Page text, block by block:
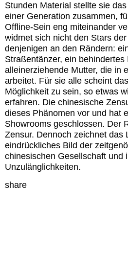
Stunden Material stellte sie
einer Generation zusammen,
Offline-Sein eng miteinander
widmet sich nicht den Stars
denjenigen an den Rändern:
Straßentänzer, ein
alleinerziehende Mutter, die in
arbeitet. Für sie alle scheint
Möglichkeit zu sein, so etwas
erfahren. Die chinesische
dieses Phänomen vor und hat
Showrooms geschlossen. Der
Zensur. Dennoch zeichnet das
eindrückliches Bild der
chinesischen Gesellschaft und
Unzulänglichkeiten.
share